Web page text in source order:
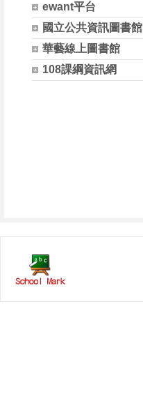
ewant平台
國立公共資訊圖書館
華藝線上圖書館
108課綱資訊網